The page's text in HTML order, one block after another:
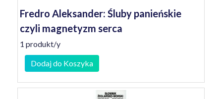
Fredro Aleksander: Śluby panieńskie
czyli magnetyzm serca
1 produkt/y
Dodaj do Koszyka